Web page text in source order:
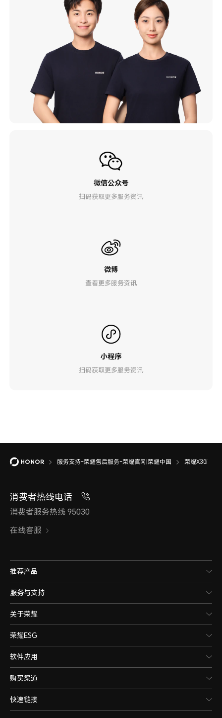
微信公众号
扫码获取更多服务资讯
微博
查看更多服务资讯
小程序
扫码获取更多服务资讯
服务支持-荣耀售后服务-荣耀官网|荣耀中国 荣耀X30i
消费者热线电话
消费者服务热线 95030
在线客服
推荐产品
服务与支持
关于荣耀
荣耀ESG
软件应用
购买渠道
快速链接